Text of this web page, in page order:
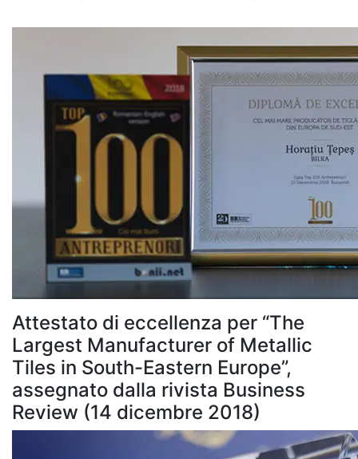
Attestato di eccellenza per “The
Largest Manufacturer of Metallic
Tiles in South-Eastern Europe”,
assegnato dalla rivista Business
Review (14 dicembre 2018)